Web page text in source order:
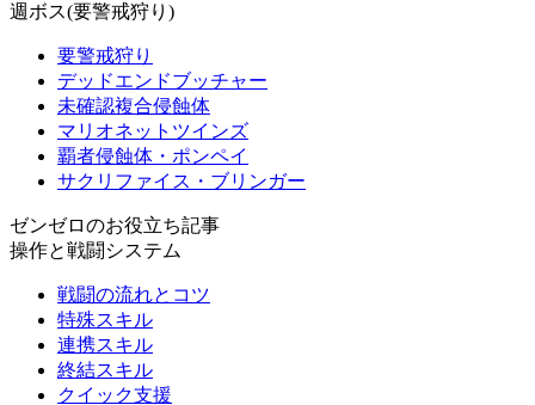
週ボス(要警戒狩り)
要警戒狩り
デッドエンドブッチャー
未確認複合侵蝕体
マリオネットツインズ
覇者侵蝕体・ポンペイ
サクリファイス・ブリンガー
ゼンゼロのお役立ち記事
操作と戦闘システム
戦闘の流れとコツ
特殊スキル
連携スキル
終結スキル
クイック支援